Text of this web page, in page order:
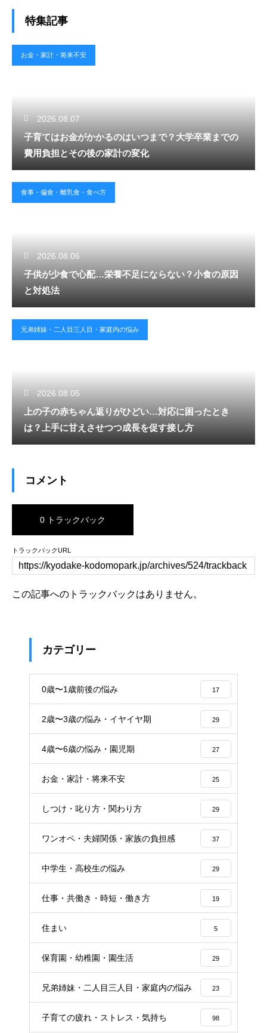
特集記事
お金・家計・将来不安
2026.08.07
子育てはお金がかかるのはいつまで？大学卒業までの
費用負担とその後の家計の変化
食事・偏食・離乳食・食べ方
2026.08.06
子供が少食で心配…栄養不足にならない？小食の原因
と対処法
兄弟姉妹・二人目三人目・家庭内の悩み
2026.08.05
上の子の赤ちゃん返りがひどい…対応に困ったとき
は？上手に甘えさせつつ成長を促す接し方
コメント
0 トラックバック
トラックバックURL
この記事へのトラックバックはありません。
カテゴリー
0歳〜1歳前後の悩み 17
2歳〜3歳の悩み・イヤイヤ期 29
4歳〜6歳の悩み・園児期 27
お金・家計・将来不安 25
しつけ・叱り方・関わり方 29
ワンオペ・夫婦関係・家族の負担感 37
中学生・高校生の悩み 29
仕事・共働き・時短・働き方 19
住まい 5
保育園・幼稚園・園生活 29
兄弟姉妹・二人目三人目・家庭内の悩み 23
子育ての疲れ・ストレス・気持ち 98